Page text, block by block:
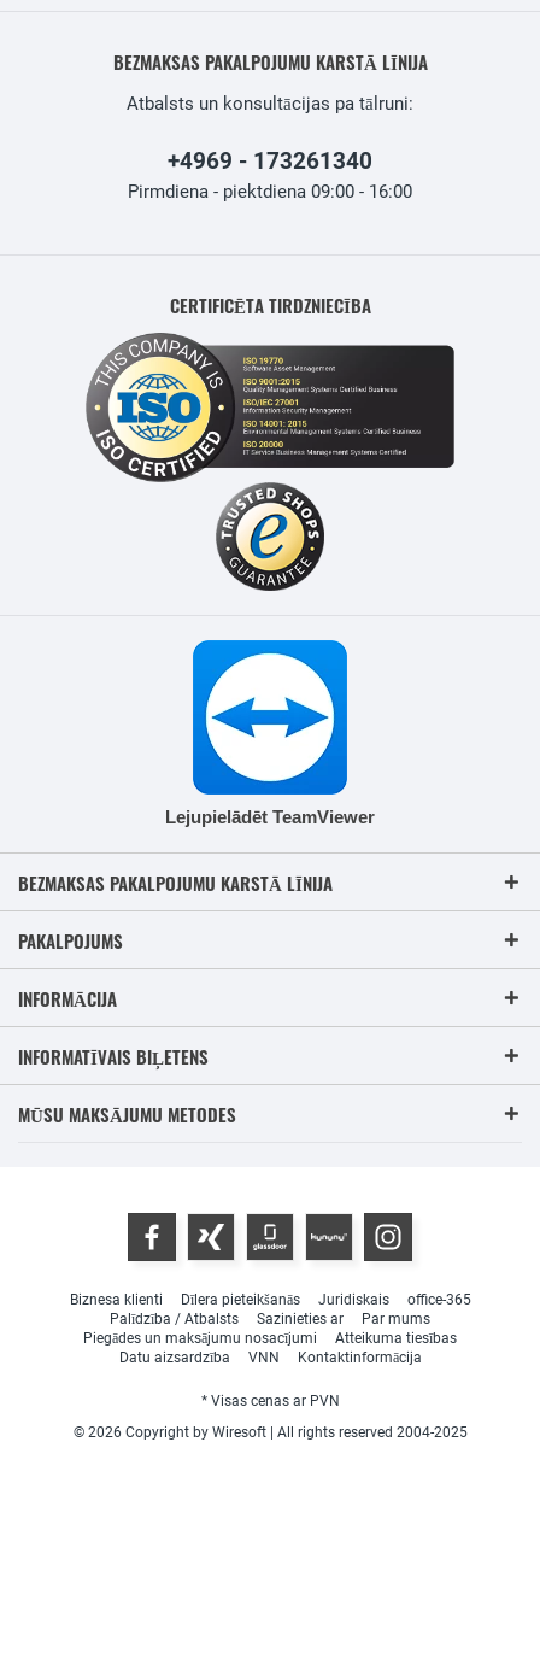
BEZMAKSAS PAKALPOJUMU KARSTĀ LĪNIJA
Atbalsts un konsultācijas pa tālruni:
+4969 - 173261340
Pirmdiena - piektdiena 09:00 - 16:00
CERTIFICĒTA TIRDZNIECĪBA
Lejupielādēt TeamViewer
BEZMAKSAS PAKALPOJUMU KARSTĀ LĪNIJA
PAKALPOJUMS
INFORMĀCIJA
INFORMATĪVAIS BIĻETENS
MŪSU MAKSĀJUMU METODES
Biznesa klienti Dīlera pieteikšanās Juridiskais
office-365
Palīdzība / Atbalsts
Sazinieties ar
Par mums
Piegādes un maksājumu nosacījumi
Atteikuma tiesības
Datu aizsardzība
VNN Kontaktinformācija
* Visas cenas ar PVN
© 2026 Copyright by Wiresoft | All rights reserved 2004-2025